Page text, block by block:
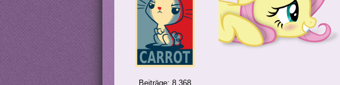
Beiträge: 8.368